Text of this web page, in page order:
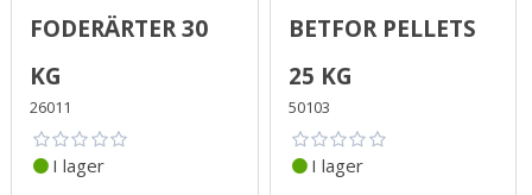
Foderärter 30
kg
26011
I lager
Betfor Pellets
25 kg
50103
I lager